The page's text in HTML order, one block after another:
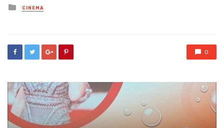
Posted
in
CINEMA
0